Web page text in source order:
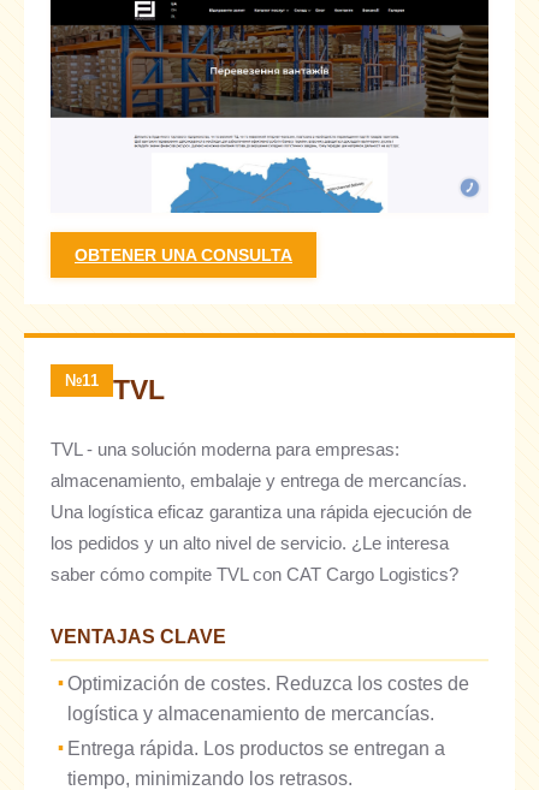
OBTENER UNA CONSULTA
№11 TVL
TVL - una solución moderna para empresas:
almacenamiento, embalaje y entrega de mercancías.
Una logística eficaz garantiza una rápida ejecución de
los pedidos y un alto nivel de servicio. ¿Le interesa
saber cómo compite TVL con CAT Cargo Logistics?
VENTAJAS CLAVE
Optimización de costes. Reduzca los costes de
logística y almacenamiento de mercancías.
Entrega rápida. Los productos se entregan a
tiempo, minimizando los retrasos.